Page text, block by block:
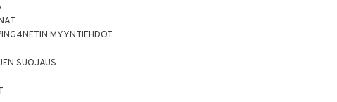
MYYNTIEHDOT
SUOJAUS